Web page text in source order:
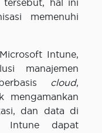
tersebut, hal ini
memenuhi
Intune,
manajemen
cloud,
mengamankan
dan data di
Intune dapat